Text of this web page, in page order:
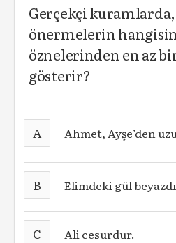
Gerçekçi kuramlarda,
önermelerin
öznelerinden en az
gösterir?
A Ahmet, Ayşe’den
B Elimdeki gül
C Ali cesurdur.